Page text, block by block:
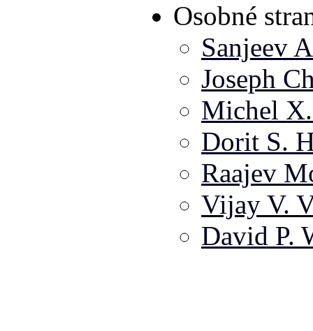
Osobné
Sanjeev
Joseph
Michel
Dorit S.
Raajev
Vijay V.
David P.